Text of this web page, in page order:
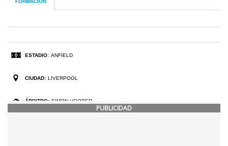
PUBLICIDAD